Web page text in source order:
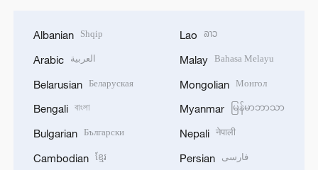
Albanian Shqip
Arabic العربية
Belarusian Беларуская
Bengali বাংলা
Bulgarian Български
Cambodian ខ្មែរ
Lao ລາວ
Malay Bahasa Melayu
Mongolian Монгол
Myanmar မြန်မာဘာသာ
Nepali नेपाली
Persian فارسی